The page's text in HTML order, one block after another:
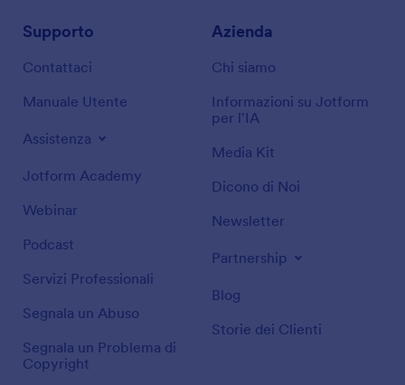
Supporto
Contattaci
Manuale Utente
Assistenza
Jotform Academy
Webinar
Podcast
Servizi Professionali
Segnala un Abuso
Segnala un Problema di
Copyright
Azienda
Chi siamo
Informazioni su Jotform
per l'IA
Media Kit
Dicono di Noi
Newsletter
Partnership
Blog
Storie dei Clienti